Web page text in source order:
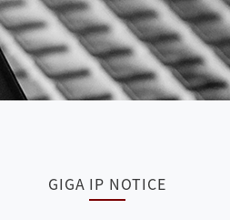
GIGA IP NOTICE